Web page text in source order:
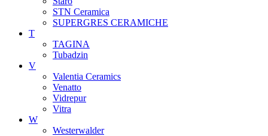
STN Ceramica
SUPERGRES CERAMICHE
T
TAGINA
Tubadzin
V
Valentia Ceramics
Venatto
Vidrepur
Vitra
W
Westerwalder